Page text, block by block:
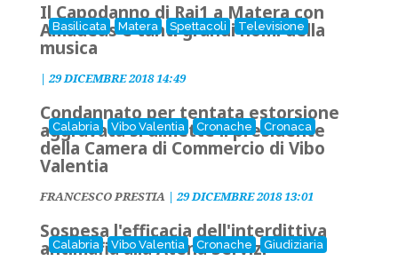
Basilicata Matera Spettacoli Televisione
Il Capodanno di Rai1 a Matera con
Amadeus e tanti grandi nomi della
musica
| 29 DICEMBRE 2018 14:49
Calabria Vibo Valentia Cronache Cronaca
Condannato per tentata estorsione
aggravata si dimette il presidente
della Camera di Commercio di Vibo
Valentia
FRANCESCO PRESTIA| 29 DICEMBRE 2018 13:01
Calabria Vibo Valentia Cronache Giudiziaria
Sospesa l'efficacia dell'interdittiva
antimafia alla Atena Servizi